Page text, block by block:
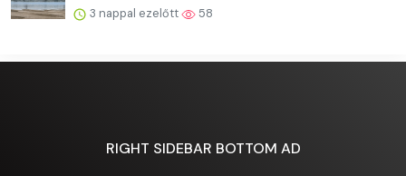
3 nappal ezelőtt 58
RIGHT SIDEBAR BOTTOM AD